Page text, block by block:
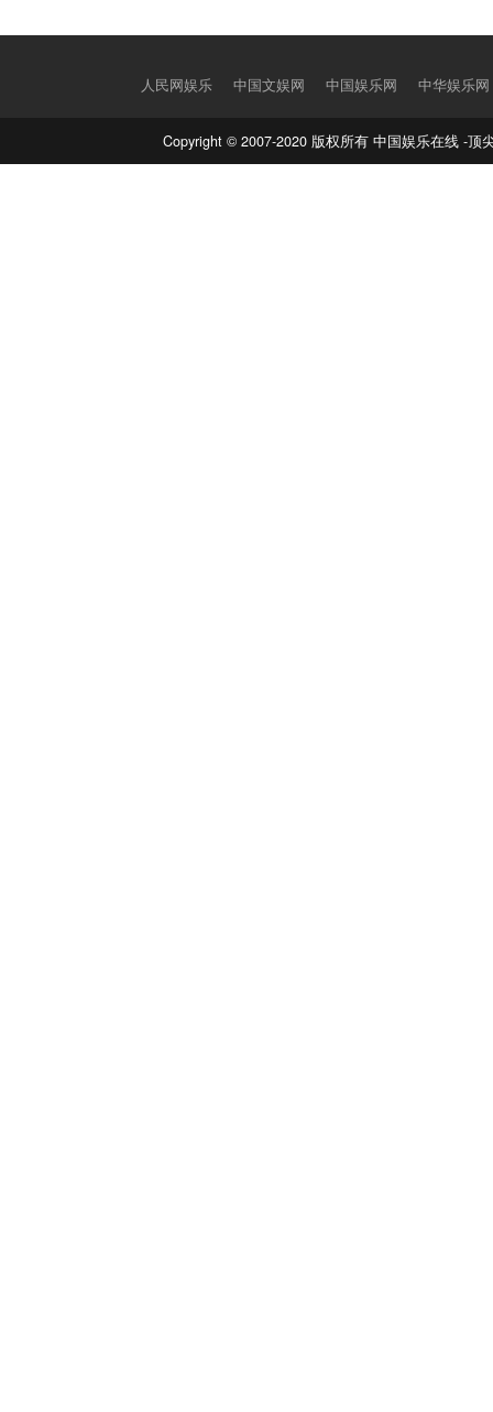
人民网娱乐 中国文娱网 中国娱乐网 中华娱乐网
Copyright © 2007-2020 版权所有 中国娱乐在线 -顶